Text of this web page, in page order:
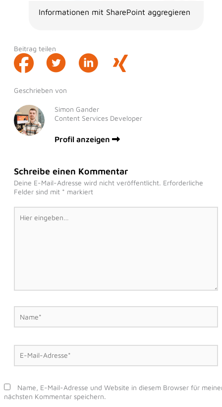
Informationen mit SharePoint aggregieren
Beitrag teilen
Geschrieben von
Simon Gander
Content Services Developer
Profil anzeigen
Schreibe einen Kommentar
Deine E-Mail-Adresse wird nicht veröffentlicht. Erforderliche
Felder sind mit * markiert
Hier
eingeben…
Name*
E-
Mail-
Adresse*
Name, E-Mail-Adresse und Website in diesem Browser für
nächsten Kommentar speichern.